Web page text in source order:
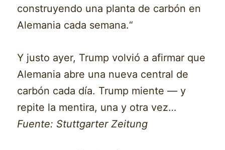
construyendo una planta de carbón en
Alemania cada semana.“
Y justo ayer, Trump volvió a afirmar que
Alemania abre una nueva central de
carbón cada día. Trump miente — y
repite la mentira, una y otra vez…
Fuente: Stuttgarter Zeitung